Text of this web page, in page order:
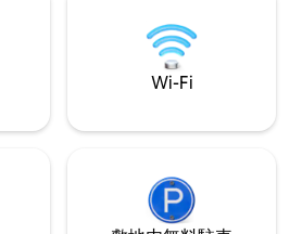
ー 🫧 ホテル並み
日
ン ✔ ご要望に応
ンとレイトチェ
Wi-Fi